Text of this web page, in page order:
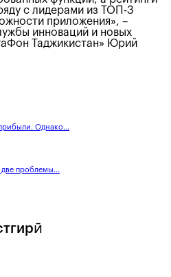
с лидерами из ТОП-3
приложения», –
инноваций и новых
Таджикистан» Юрий
Однако...
две проблемы...